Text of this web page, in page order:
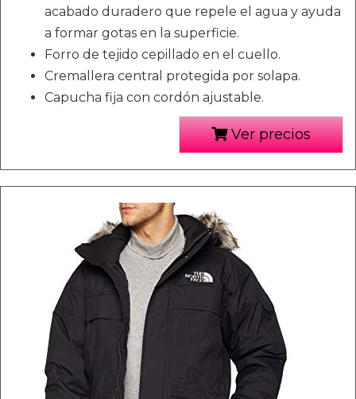
acabado duradero que repele el agua y ayuda
a formar gotas en la superficie.
Forro de tejido cepillado en el cuello.
Cremallera central protegida por solapa.
Capucha fija con cordón ajustable.
Ver precios